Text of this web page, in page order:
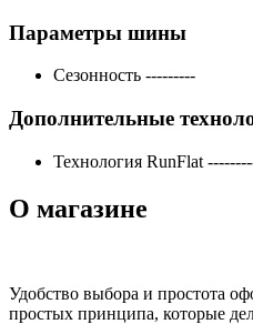
Параметры шины
Сезонность ---------
Дополнительные
Технология RunFlat
О магазине
Удобство выбора и простота
простых принципа, которые